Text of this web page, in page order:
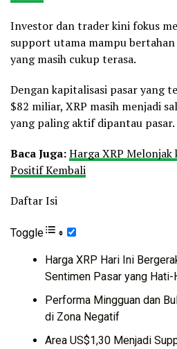
Investor dan trader kini fokus
support utama mampu
yang masih cukup terasa.
Dengan kapitalisasi pasar yang
$82 miliar, XRP masih menjadi
yang paling aktif dipantau pasar.
Baca Juga:Harga XRP
Positif Kembali
Daftar Isi
Toggle
Harga XRP Hari Ini
Sentimen Pasar yang Hati-
Performa Mingguan dan
di Zona Negatif
Area US$1,30 Menjadi